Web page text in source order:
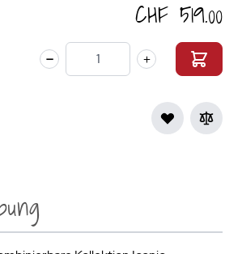
CHF 519.00
Menge